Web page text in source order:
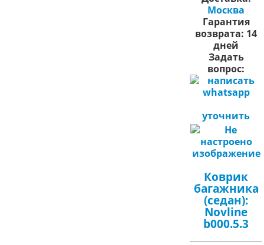
Москва
Гарантия
возврата: 14
дней
Задать
вопрос:
уточнить
Коврик
багажника
(седан):
Novline
b000.5.3